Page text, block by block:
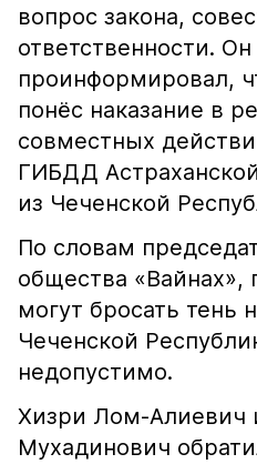
вопрос закона,
ответственности.
проинформировал,
понёс наказание в
совместных
ГИБДД
из Чеченской
По словам
общества «Вайнах»,
могут бросать тень
Чеченской
недопустимо.
Хизри Лом-Алиевич
Мухадинович